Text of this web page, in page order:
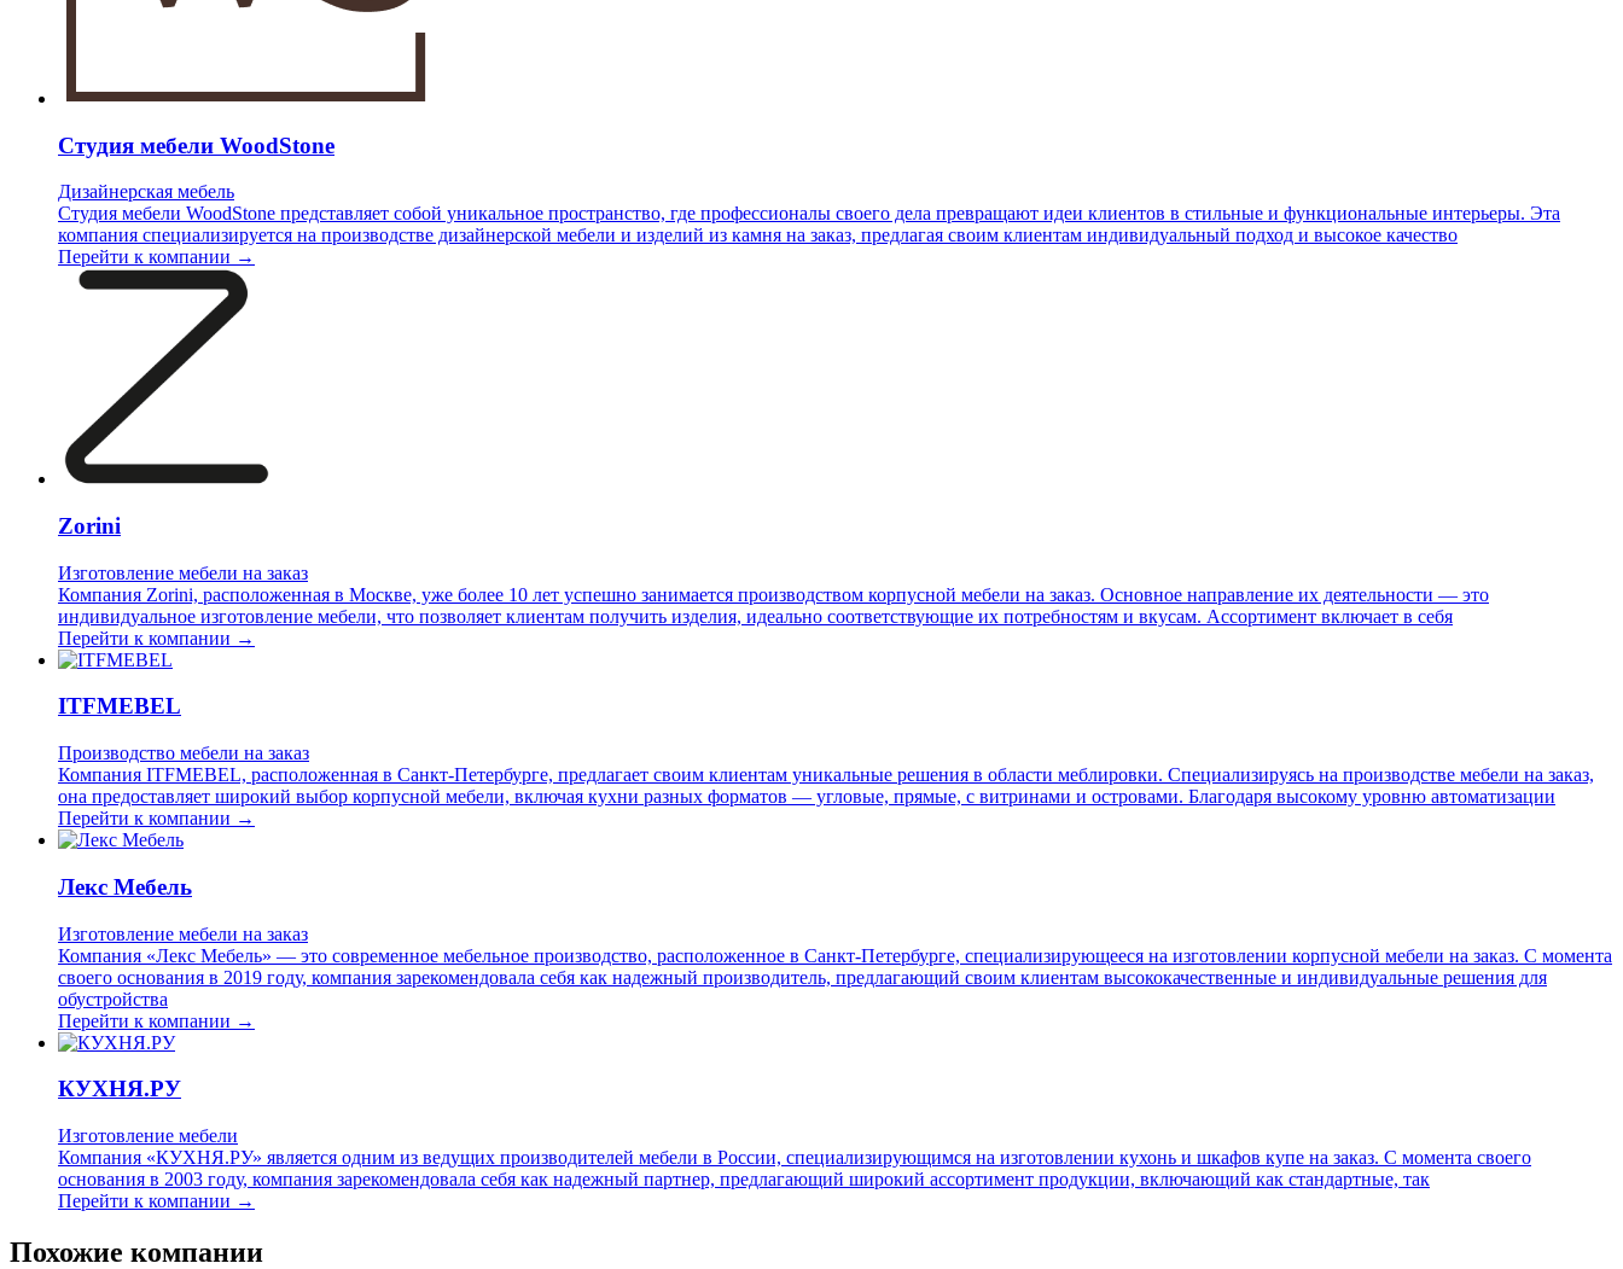
Студия мебели WoodStone
Дизайнерская мебель
Студия мебели WoodStone представляет собой уникальное пространство, где профессионалы своего дела превращают идеи клиентов в стильные и функциональные интерьеры. Эта
компания специализируется на производстве дизайнерской мебели и изделий из камня на заказ, предлагая своим клиентам индивидуальный подход и высокое качество
Перейти к компании →
Zorini
Изготовление мебели на заказ
Компания Zorini, расположенная в Москве, уже более 10 лет успешно занимается производством корпусной мебели на заказ. Основное направление их деятельности — это
индивидуальное изготовление мебели, что позволяет клиентам получить изделия, идеально соответствующие их потребностям и вкусам. Ассортимент включает в себя
Перейти к компании →
ITFMEBEL
Производство мебели на заказ
Компания ITFMEBEL, расположенная в Санкт-Петербурге, предлагает своим клиентам уникальные решения в области меблировки. Специализируясь на производстве мебели на заказ,
она предоставляет широкий выбор корпусной мебели, включая кухни разных форматов — угловые, прямые, с витринами и островами. Благодаря высокому уровню автоматизации
Перейти к компании →
Лекс Мебель
Изготовление мебели на заказ
Компания «Лекс Мебель» — это современное мебельное производство, расположенное в Санкт-Петербурге, специализирующееся на изготовлении корпусной мебели на заказ. С момента
своего основания в 2019 году, компания зарекомендовала себя как надежный производитель, предлагающий своим клиентам высококачественные и индивидуальные решения для
обустройства
Перейти к компании →
КУХНЯ.РУ
Изготовление мебели
Компания «КУХНЯ.РУ» является одним из ведущих производителей мебели в России, специализирующимся на изготовлении кухонь и шкафов купе на заказ. С момента своего
основания в 2003 году, компания зарекомендовала себя как надежный партнер, предлагающий широкий ассортимент продукции, включающий как стандартные, так
Перейти к компании →
Похожие компании